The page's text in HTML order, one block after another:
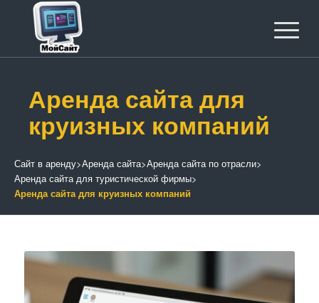
Аренда сайта для
круизных компаний
Сайт в аренду>Аренда сайта>Аренда сайта по отрасли>
Аренда сайта для туристической фирмы>
Аренда сайта для круизных компаний